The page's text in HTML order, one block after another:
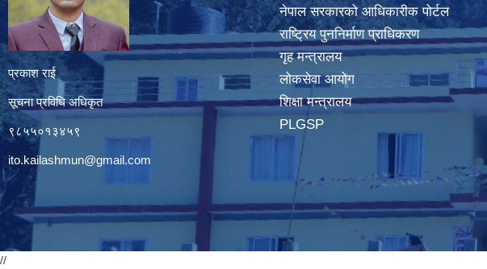
प्रकाश राई
सूचना प्रविधि अधिकृत
९८५५०१३४५९
ito.kailashmun@gmail.com
नेपाल सरकारको आधिकारीक पोर्टल
राष्ट्रिय पुननिर्माण प्राधिकरण
गृह मन्त्रालय
लोकसेवा आयोग
शिक्षा मन्त्रालय
PLGSP
//